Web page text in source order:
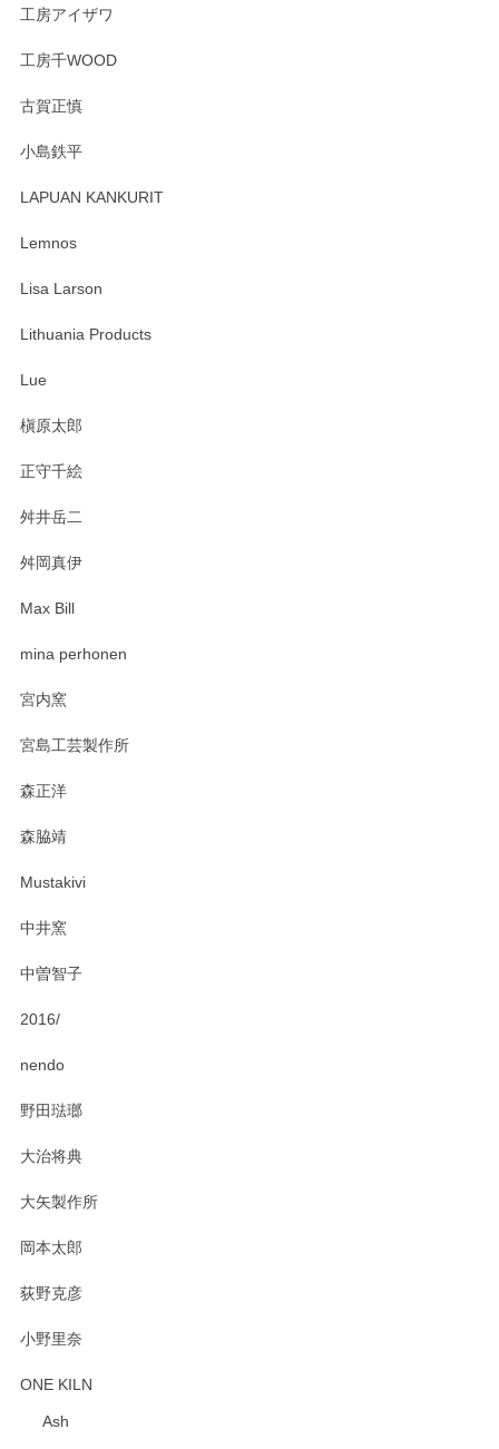
す。 素敵な湯呑みでとても気に入りました。 発送も早く、
たm(_)m
います。無事に届いたようで安心いたしまし
おかけしました。 ありがとうございます。
工房アイザワ
工房千WOOD
古賀正慎
小島鉄平
LAPUAN KANKURIT
Lemnos
Lisa Larson
Lithuania Products
Lue
槇原太郎
正守千絵
舛井岳二
舛岡真伊
Max Bill
mina perhonen
宮内窯
宮島工芸製作所
森正洋
森脇靖
Mustakivi
中井窯
中曽智子
2016/
nendo
野田琺瑯
大治将典
大矢製作所
岡本太郎
荻野克彦
小野里奈
ONE KILN
Ash